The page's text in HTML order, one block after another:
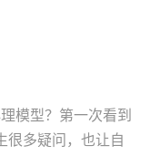
模型？第一次看到
很多疑问，也让自